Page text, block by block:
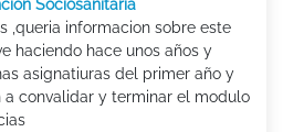
Sociosanitaria
,queria informacion sobre este
haciendo hace unos años y
asignatiuras del primer año y
a convalidar y terminar el modulo